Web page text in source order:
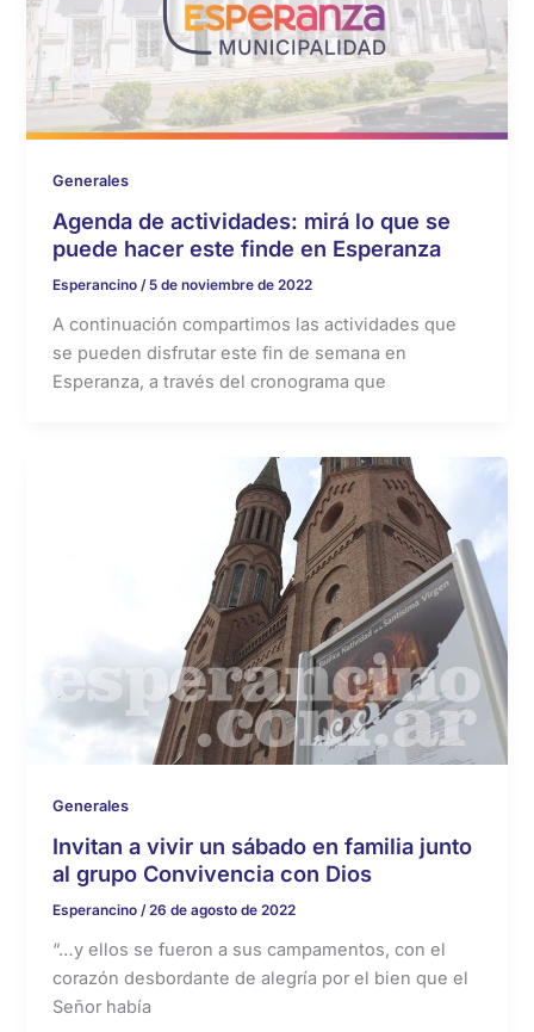
Generales
Agenda de actividades: mirá lo que se
puede hacer este finde en Esperanza
Esperancino/5 de noviembre de 2022
A continuación compartimos las actividades que
se pueden disfrutar este fin de semana en
Esperanza, a través del cronograma que
Generales
Invitan a vivir un sábado en familia junto
al grupo Convivencia con Dios
Esperancino/26 de agosto de 2022
“…y ellos se fueron a sus campamentos, con el
corazón desbordante de alegría por el bien que el
Señor había